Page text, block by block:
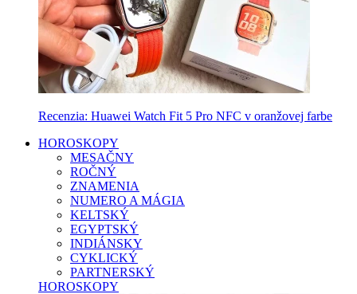
Recenzia: Huawei Watch Fit 5 Pro NFC v oranžovej farbe
HOROSKOPY
MESAČNY
ROČNÝ
ZNAMENIA
NUMERO A MÁGIA
KELTSKÝ
EGYPTSKÝ
INDIÁNSKY
CYKLICKÝ
PARTNERSKÝ
HOROSKOPY